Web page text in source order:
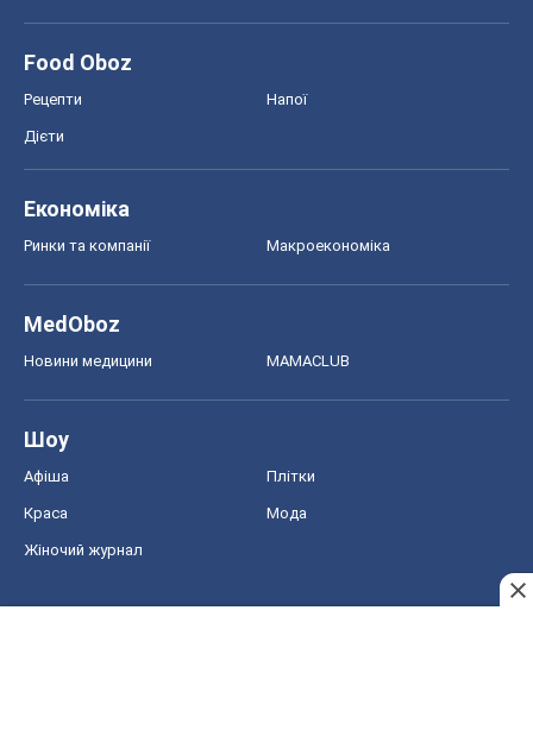
Food Oboz
Рецепти Напої
Дієти
Економіка
Ринки та компанії Макроекономіка
MedOboz
Новини медицини MAMACLUB
Шоу
Афіша Плітки
Краса Мода
Жіночий журнал